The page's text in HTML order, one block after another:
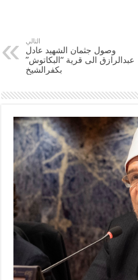
التالي
وصول جثمان الشهيد عادل
عبدالرازق الى قرية “البكاتوش”
بكفرالشيخ